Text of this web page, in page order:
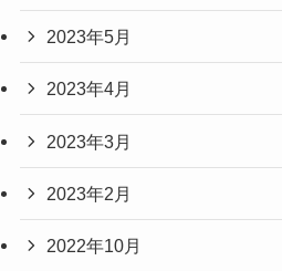
2023年5月
2023年4月
2023年3月
2023年2月
2022年10月